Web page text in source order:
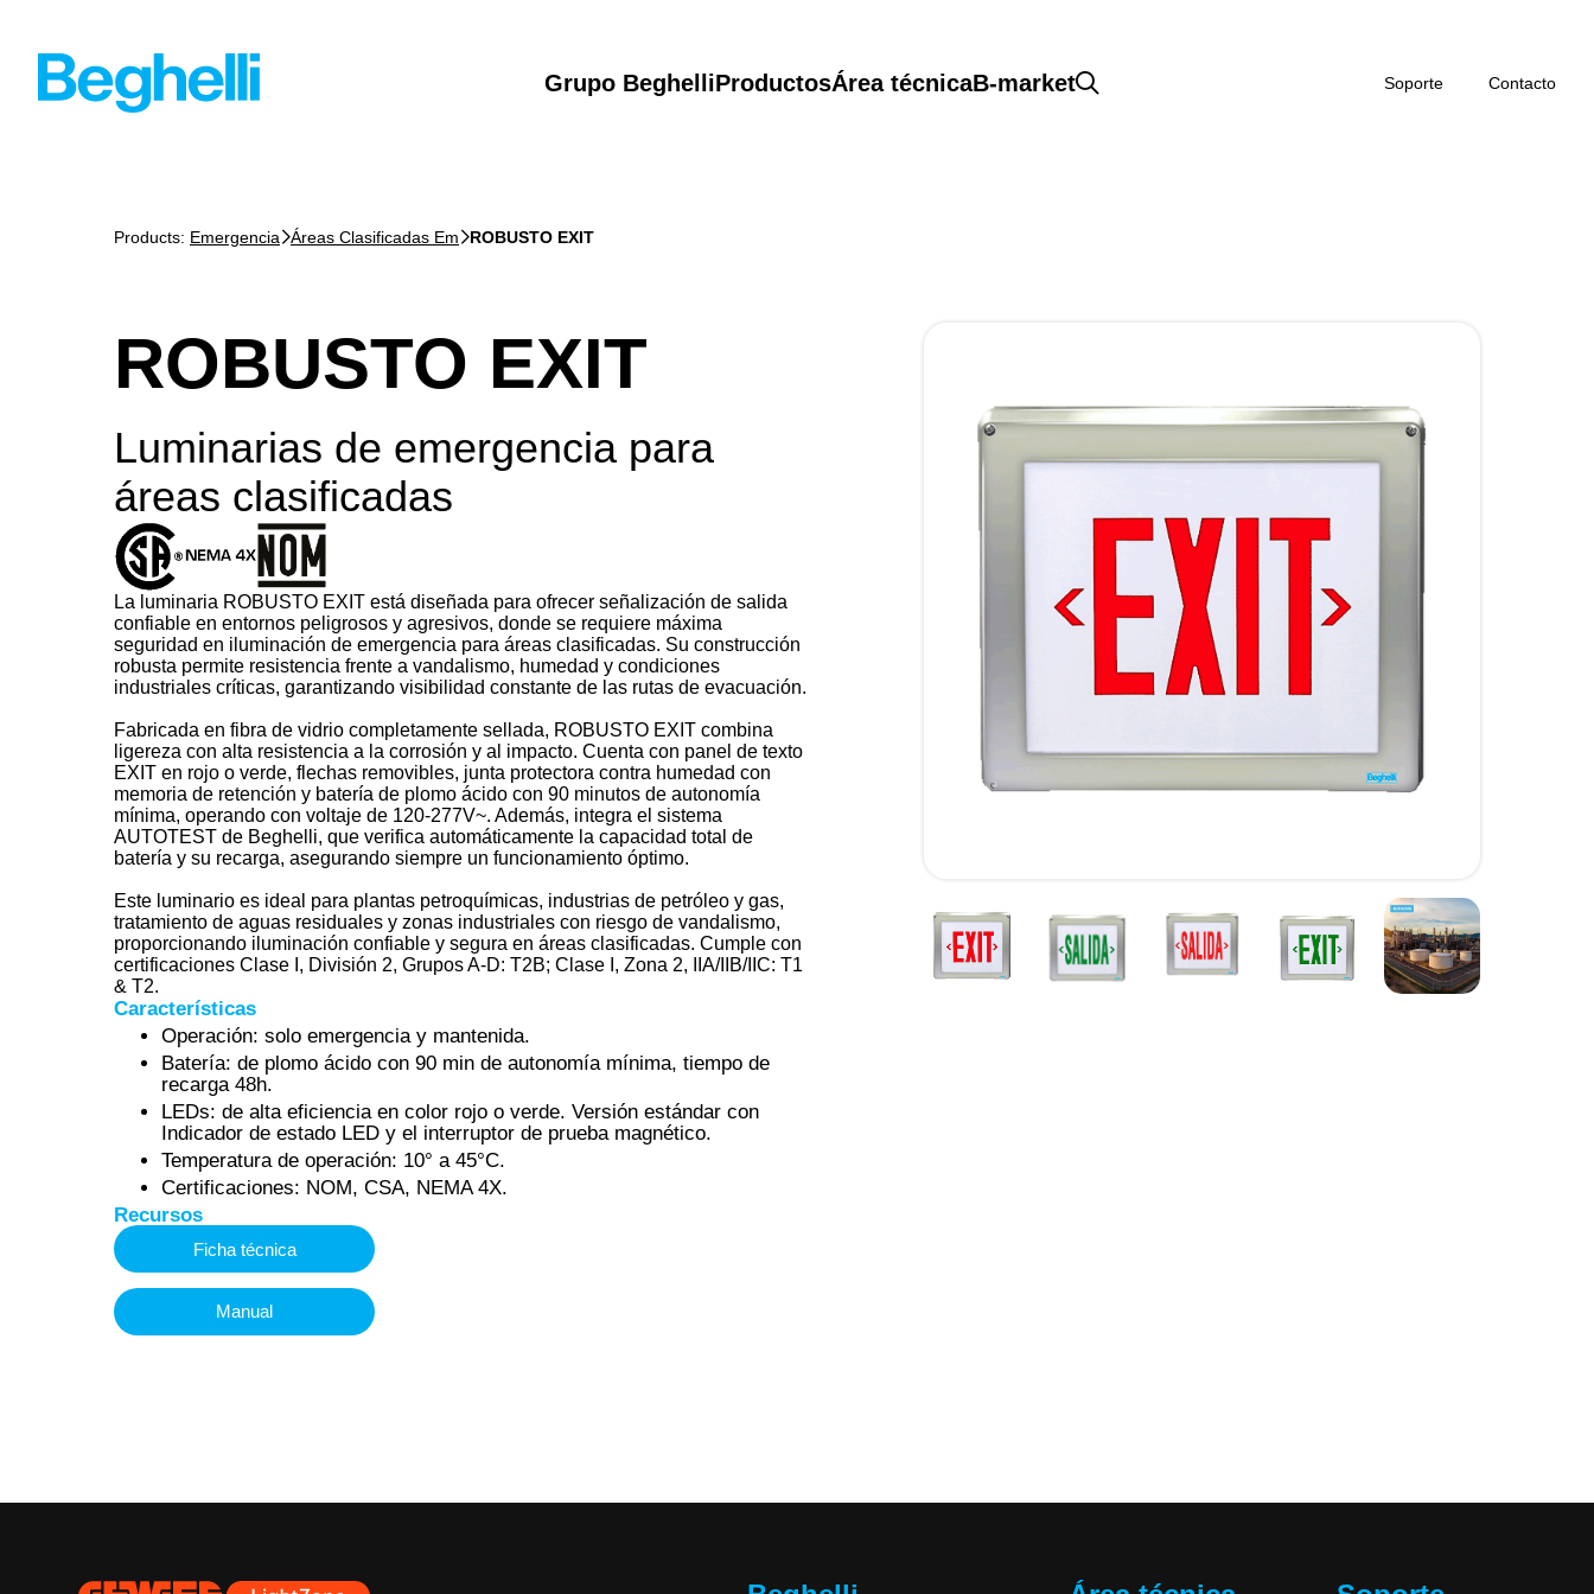
Grupo BeghelliProductosÁrea técnicaB-market Soporte Contacto
Products: Emergencia Áreas Clasificadas Em ROBUSTO EXIT
ROBUSTO EXIT
Luminarias de emergencia para
áreas clasificadas
La luminaria ROBUSTO EXIT está diseñada para ofrecer señalización de salida
confiable en entornos peligrosos y agresivos, donde se requiere máxima
seguridad en iluminación de emergencia para áreas clasificadas. Su construcción
robusta permite resistencia frente a vandalismo, humedad y condiciones
industriales críticas, garantizando visibilidad constante de las rutas de evacuación.
Fabricada en fibra de vidrio completamente sellada, ROBUSTO EXIT combina
ligereza con alta resistencia a la corrosión y al impacto. Cuenta con panel de texto
EXIT en rojo o verde, flechas removibles, junta protectora contra humedad con
memoria de retención y batería de plomo ácido con 90 minutos de autonomía
mínima, operando con voltaje de 120-277V~. Además, integra el sistema
AUTOTEST de Beghelli, que verifica automáticamente la capacidad total de
batería y su recarga, asegurando siempre un funcionamiento óptimo.
Este luminario es ideal para plantas petroquímicas, industrias de petróleo y gas,
tratamiento de aguas residuales y zonas industriales con riesgo de vandalismo,
proporcionando iluminación confiable y segura en áreas clasificadas. Cumple con
certificaciones Clase I, División 2, Grupos A-D: T2B; Clase I, Zona 2, IIA/IIB/IIC: T1
& T2.
Características
Operación: solo emergencia y mantenida.
Batería: de plomo ácido con 90 min de autonomía mínima, tiempo de
recarga 48h.
LEDs: de alta eficiencia en color rojo o verde. Versión estándar con
Indicador de estado LED y el interruptor de prueba magnético.
Temperatura de operación: 10° a 45°C.
Certificaciones: NOM, CSA, NEMA 4X.
Recursos
Ficha técnica
Manual